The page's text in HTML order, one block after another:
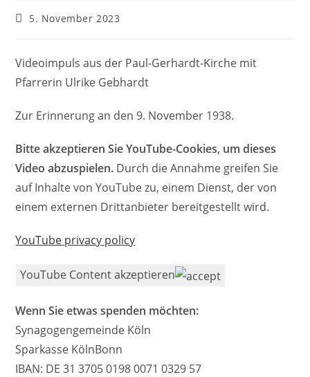
Beitrag
5. November 2023
Videoimpuls aus der Paul-Gerhardt-Kirche mit
Pfarrerin Ulrike Gebhardt
Zur Erinnerung an den 9. November 1938.
Bitte akzeptieren Sie YouTube-Cookies, um dieses
Video abzuspielen. Durch die Annahme greifen Sie
auf Inhalte von YouTube zu, einem Dienst, der von
einem externen Drittanbieter bereitgestellt wird.
YouTube privacy policy
YouTube Content akzeptieren
Wenn Sie etwas spenden möchten:
Synagogengemeinde Köln
Sparkasse KölnBonn
IBAN: DE 31 3705 0198 0071 0329 57